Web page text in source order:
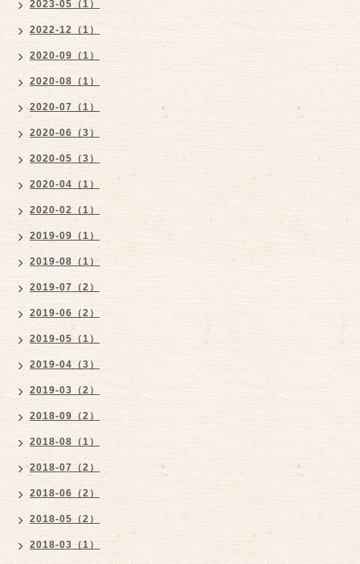
2023-05（1）
2022-12（1）
2020-09（1）
2020-08（1）
2020-07（1）
2020-06（3）
2020-05（3）
2020-04（1）
2020-02（1）
2019-09（1）
2019-08（1）
2019-07（2）
2019-06（2）
2019-05（1）
2019-04（3）
2019-03（2）
2018-09（2）
2018-08（1）
2018-07（2）
2018-06（2）
2018-05（2）
2018-03（1）